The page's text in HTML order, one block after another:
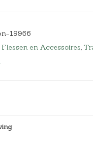
19966
Flessen en Accessoires,